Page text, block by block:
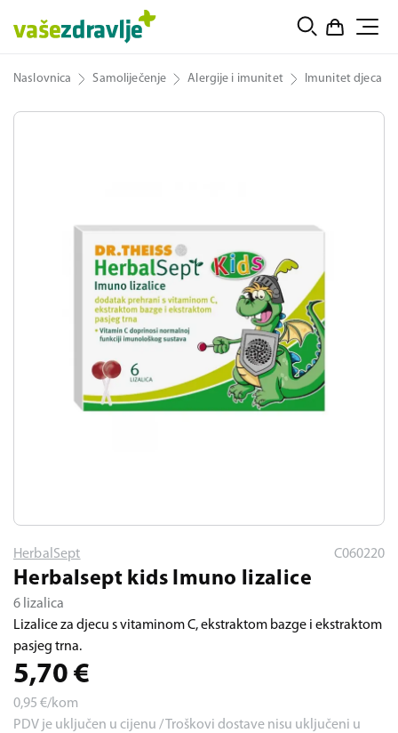
Naslovnica Samoliječenje Alergije i imunitet Imunitet djeca
HerbalSept C060220
Herbalsept kids Imuno lizalice
6 lizalica
Lizalice za djecu s vitaminom C, ekstraktom bazge i ekstraktom
pasjeg trna.
5,70 €
0,95 €/kom
PDV je uključen u cijenu / Troškovi dostave nisu uključeni u